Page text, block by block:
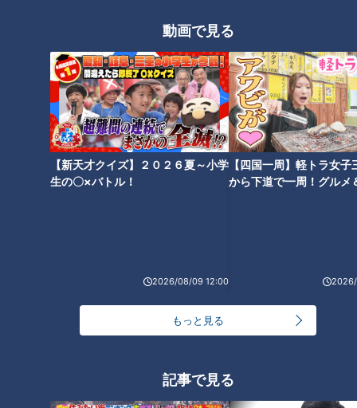
動画で見る
【新天才クイズ】２０２６夏～小学
生の〇×バトル！
2026/08/09 12:00
【四国一周】軽トラ女子
から下道で一周！グルメ
もっと見る
記事で見る
2011年、名古屋市北区で駄菓子屋として開業。当時、店で出
していたから揚げが評判となり、2019年東区に移転し現在か
ら揚げ店として営業しています。
お店を切り盛りするのは、大将の稲葉篤さんと味つけを担当す
る妻・香さん。5人の子どものうち長女と次女は店舗担当、元
自衛隊員の長男はキッチンカー担当。末っ子の三女は店の看板
娘、会社勤めの次男も繁忙期には助っ人に加わるなど、家族み
んなで手伝っています。